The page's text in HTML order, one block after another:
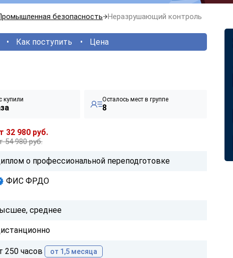
безопасность Неразрушающий контроль
Как поступить Цена
купили Осталось мест в группе
8
32 980 руб.
54 980 руб.
о профессиональной переподготовке
ФИС ФРДО
среднее
250 часов от 1,5 месяца